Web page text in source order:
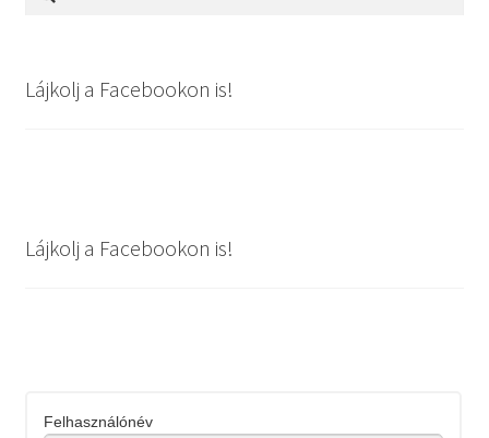
Lájkolj a Facebookon is!
Lájkolj a Facebookon is!
Felhasználónév